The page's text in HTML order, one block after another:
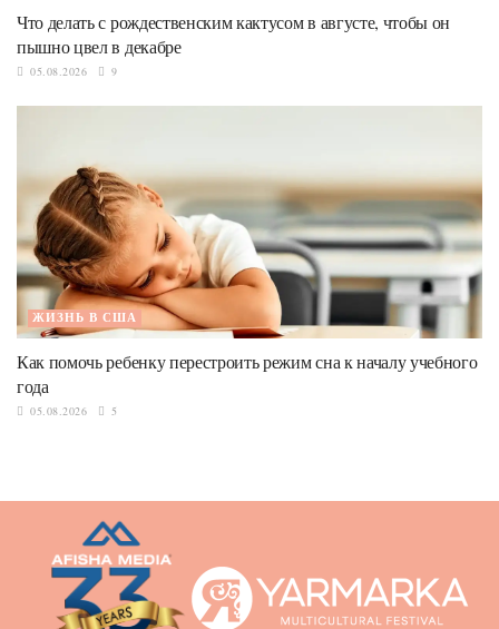
Что делать с рождественским кактусом в августе, чтобы он
пышно цвел в декабре
05.08.2026 9
ЖИЗНЬ В США
Как помочь ребенку перестроить режим сна к началу учебного
года
05.08.2026 5